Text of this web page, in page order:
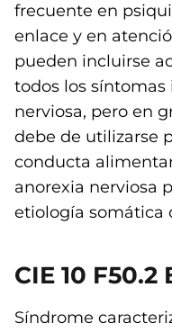
frecuente en
enlace y en
pueden incluirse
todos los
nerviosa, pero en
debe de utilizarse
conducta
anorexia nerviosa
etiología somática
CIE 10
Síndrome